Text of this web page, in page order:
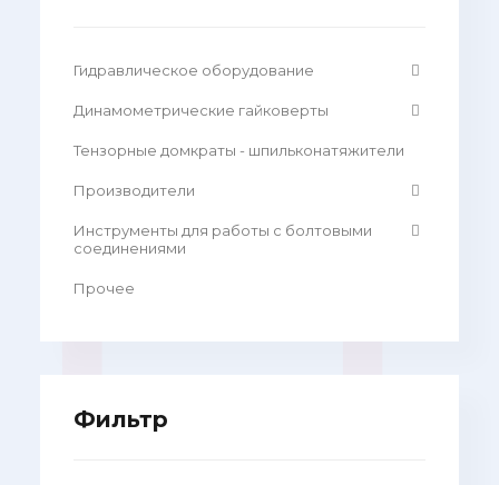
Гидравлическое оборудование
Динамометрические гайковерты
Тензорные домкраты - шпильконатяжители
Производители
Инструменты для работы с болтовыми
соединениями
Прочее
Фильтр